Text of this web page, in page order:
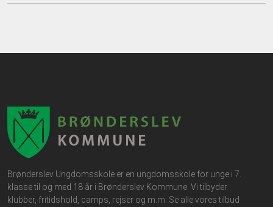
Brønderslev Ungdomsskole er en ungdomsskole for unge i 7.
klasse til og med 18 år i Brønderslev Kommune. Vi tilbyder
klubber, fritidshold, camps, rejser og m.m. Se alle vores tilbud